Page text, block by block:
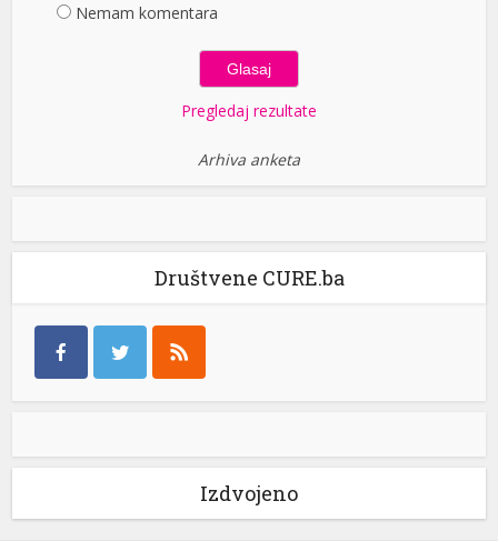
Nemam komentara
Pregledaj rezultate
Arhiva anketa
Društvene CURE.ba
Izdvojeno